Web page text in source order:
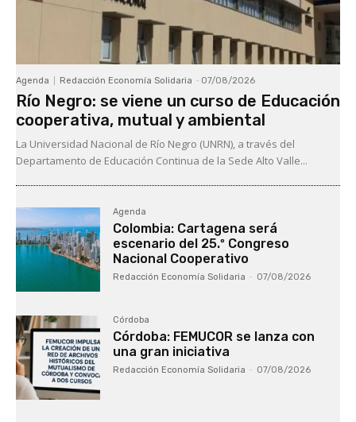
Agenda Redacción Economía Solidaria - 07/08/2026
Río Negro: se viene un curso de Educación
cooperativa, mutual y ambiental
La Universidad Nacional de Río Negro (UNRN), a través del
Departamento de Educación Continua de la Sede Alto Valle...
Agenda
Colombia: Cartagena será
escenario del 25.º Congreso
Nacional Cooperativo
Redacción Economía Solidaria - 07/08/2026
Córdoba
Córdoba: FEMUCOR se lanza con
una gran iniciativa
Redacción Economía Solidaria - 07/08/2026